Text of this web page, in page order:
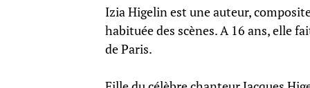
Izia Higelin est une auteur,
habituée des scènes. A 16 ans, elle
de Paris.